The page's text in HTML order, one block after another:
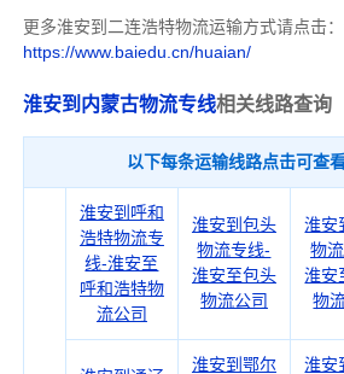
更多淮安到二连浩特物流运输方式请点击
https://www.baiedu.cn/huaian/
淮安到内蒙古物流专线相关线路查询
以下每条运输线路点击可查
淮安到呼和
浩特物流专
线-淮安至
呼和浩特物
流公司
淮安到包头
物流专线-
淮安至包头
物流公司
淮安
物
淮安
物
淮安到鄂尔
淮安